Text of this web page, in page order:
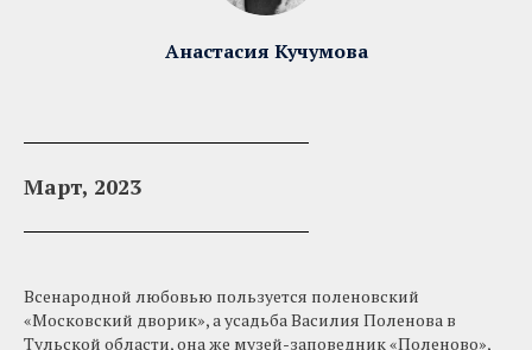
Анастасия Кучумова
Март, 2023
​Всенародной любовью пользуется поленовский
«Московский дворик», а усадьба Василия Поленова в
Тульской области, она же музей-заповедник «Поленово»,